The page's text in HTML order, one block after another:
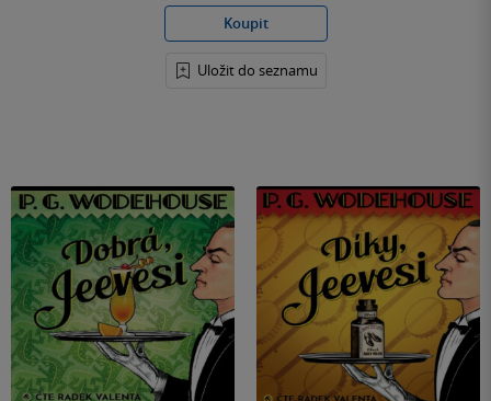
Koupit
Uložit do seznamu